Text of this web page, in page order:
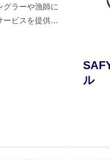
グラーや漁師に
ービスを提供し
ル